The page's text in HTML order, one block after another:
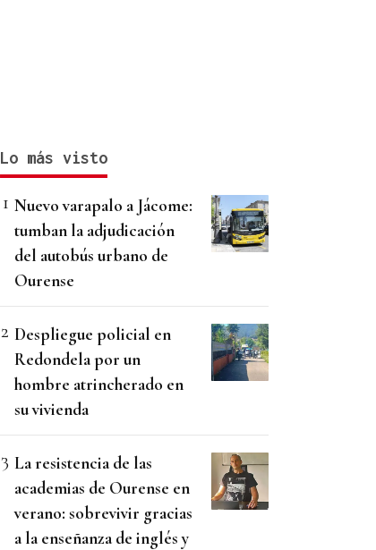
Lo más visto
Nuevo varapalo a Jácome:
tumban la adjudicación
del autobús urbano de
Ourense
Despliegue policial en
Redondela por un
hombre atrincherado en
su vivienda
La resistencia de las
academias de Ourense en
verano: sobrevivir gracias
a la enseñanza de inglés y